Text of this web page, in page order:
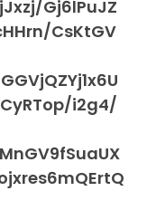
Gj6lPuJZ
CsKtGV
i2g4/